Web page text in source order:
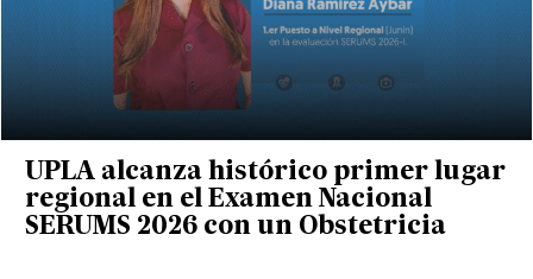
UPLA alcanza histórico primer lugar
regional en el Examen Nacional
SERUMS 2026 con un Obstetricia